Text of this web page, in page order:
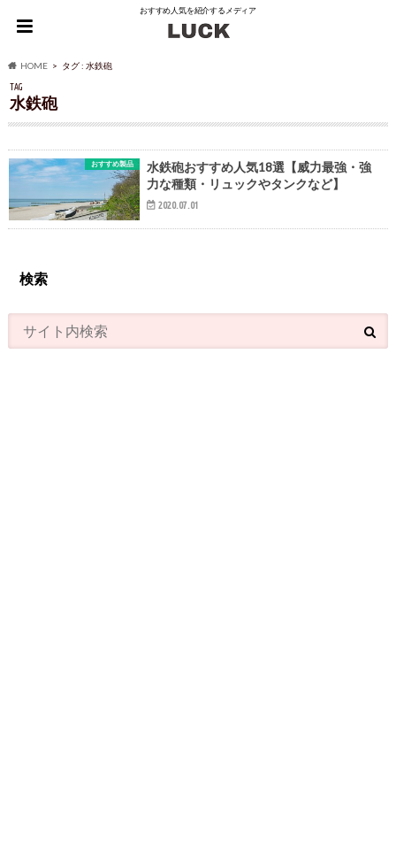
おすすめ人気を紹介するメディア
HOME タグ : 水鉄砲
TAG
水鉄砲
おすすめ製品
水鉄砲おすすめ人気18選【威力最強・強
力な種類・リュックやタンクなど】
2020.07.01
検索